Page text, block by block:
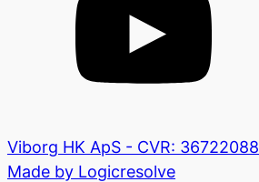
Viborg HK ApS - CVR: 36722088
Made by Logicresolve